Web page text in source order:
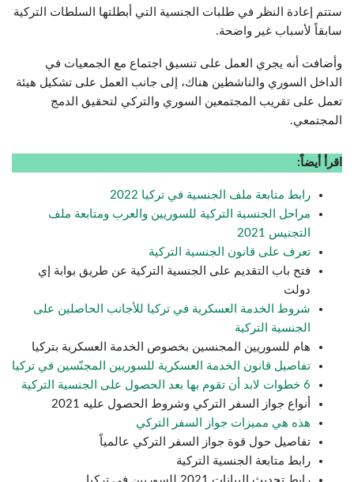
ستتم إعادة النظر في طلبات الجنسية التي أبطلتها السلطات التركية
سابقاً لأسباب غير واضحة.
وأضافت أنه يجري العمل على تنسيق اجتماع مع الجمعيات في
الداخل السوري والناشطين هناك، إلى جانب العمل على تشكيل هيئة
تعمل على تقريب المجتمعين السوري والتركي لتحقيق الدمج
المجتمعي.
اقرأ أيضاً:
رابط متابعة ملف الجنسية في تركيا 2022
مراحل الجنسية التركية للسوريين والعرب ومتابعة ملف
التجنيس 2021
تعرف على قانون الجنسية التركية
فتح باب التقديم على الجنسية التركية عن طريق بوابة إي
دولت
شروط الخدمة العسكرية في تركيا للأجانب الحاصلين على
الجنسية التركية
هام للسوريين المجنسين بخصوص الخدمة العسكرية بتركيا
تفاصيل قانون الخدمة العسكرية للسوريين المجنّسين في تركيا
6 خطوات لابد أن تقوم بها بعد الحصول على الجنسية التركية
أنواع جواز السفر التركي وشروط الحصول عليه 2021
هذه هي مميزات جواز السفر التركي
تفاصيل حول قوة جواز السفر التركي عالمياً
رابط متابعة الجنسية التركية